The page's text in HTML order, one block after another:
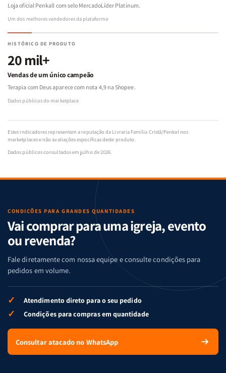
Loja oficial Penkall com selo MercadoLíder Platinum.
Um dos melhores vendedores da plataforma
HISTÓRICO DE PRODUTO
20 mil+
Vendas de um único campeão
Terapia com Deus aparece com nota 4,9 na Shopee.
Dados públicos do marketplace
Estes indicadores representam a reputação da Livraria Família Cristã/Penkal nos
marketplaces e não avaliações específicas deste produto.
Dados públicos consultados em julho de 2026.
CONDIÇÕES PARA GRANDES QUANTIDADES
Vai comprar para uma igreja, evento
ou revenda?
Fale diretamente com nossa equipe e consulte condições para
pedidos em volume.
✓ Atendimento direto para o seu pedido
✓ Condições para compras em quantidade
Consultar atacado no WhatsApp